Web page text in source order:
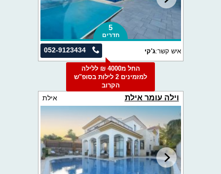
5
חדרים
052-9123434 איש קשר:ג'קי
החל מ4000 ₪ ללילה
למזמינים 2 לילות בסופ"ש
הקרוב
וילה עומר אילת אילת